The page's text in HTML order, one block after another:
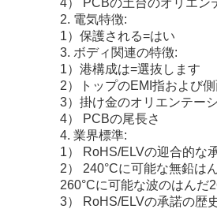
4） PCBの土台のオリエン
2. 電気特徴:
1）保護される=はい
3. ボディ関連の特徴:
1）港構成は=選抜します
2）トップのEMI指および
3）掛け金のオリエンテー
4） PCBの尾長さ
4. 業界標準:
1） RoHS/ELVの迎合的な
2） 240°Cに可能な無鉛は
260°Cに可能な波のはんだ
3） RoHS/ELVの承諾の歴